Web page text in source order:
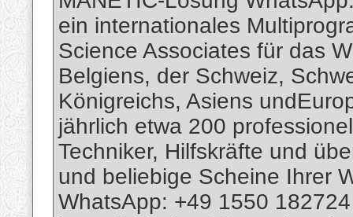
ein internationales
Science Associates für das
Belgiens, der Schweiz,
Königreichs, Asiens
jährlich etwa 200
Techniker, Hilfskräfte und
und beliebige Scheine Ihrer
WhatsApp: +49 1550